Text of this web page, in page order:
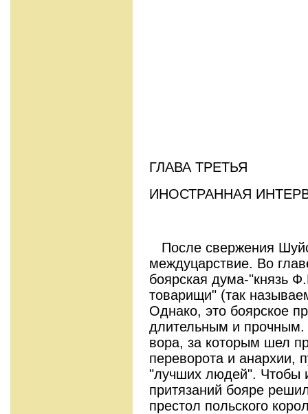
ГЛАВА ТРЕТЬЯ
ИНОСТРАННАЯ
После свержения
междуцарствие. Во
боярская дума-"князь
товарищи" (так
Однако, это боярское
длительным и прочным.
вора, за которым шел
переворота и анархии,
"лучших людей". Чтобы
притязаний бояре
престол польского